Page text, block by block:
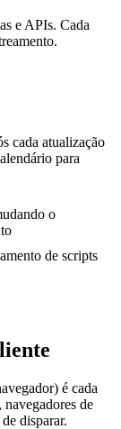
e APIs. Cada
cada atualização
para
o
de scripts
é cada
de
disparar.